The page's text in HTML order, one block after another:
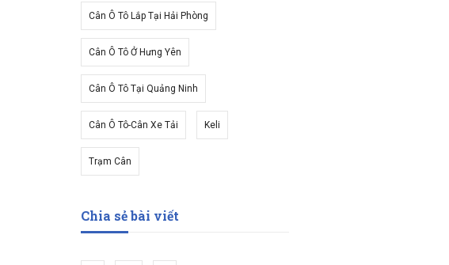
Cân Ô Tô Lắp Tại Hải Phòng
Cân Ô Tô Ở Hưng Yên
Cân Ô Tô Tại Quảng Ninh
Cân Ô Tô-Cân Xe Tải Keli
Trạm Cân
Chia sẻ bài viết